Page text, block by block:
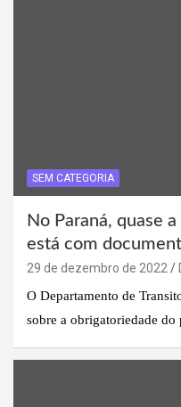
SEM CATEGORIA
No Paraná, quase
está com
29 de dezembro de 2022
O Departamento de
sobre a obrigatoriedade